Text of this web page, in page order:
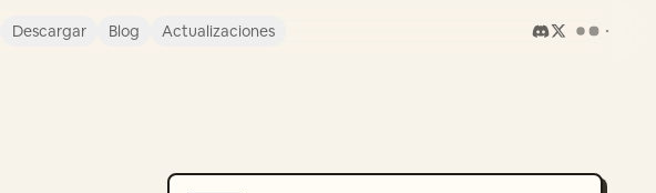
Descargar Blog Actualizaciones